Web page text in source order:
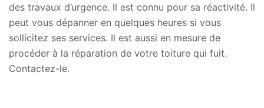
des travaux d’urgence. Il est connu pour sa réactivité. Il
peut vous dépanner en quelques heures si vous
sollicitez ses services. Il est aussi en mesure de
procéder à la réparation de votre toiture qui fuit.
Contactez-le.